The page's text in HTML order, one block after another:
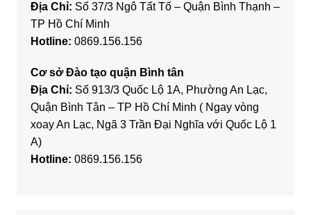
Địa Chỉ: Số 37/3 Ngô Tất Tố – Quận Bình Thạnh –
TP Hồ Chí Minh
Hotline: 0869.156.156
Cơ sở Đào tạo quận Bình tân
Địa Chỉ: Số 913/3 Quốc Lộ 1A, Phường An Lạc,
Quận Bình Tân – TP Hồ Chí Minh ( Ngay vòng
xoay An Lạc, Ngã 3 Trần Đại Nghĩa với Quốc Lộ 1
A)
Hotline: 0869.156.156